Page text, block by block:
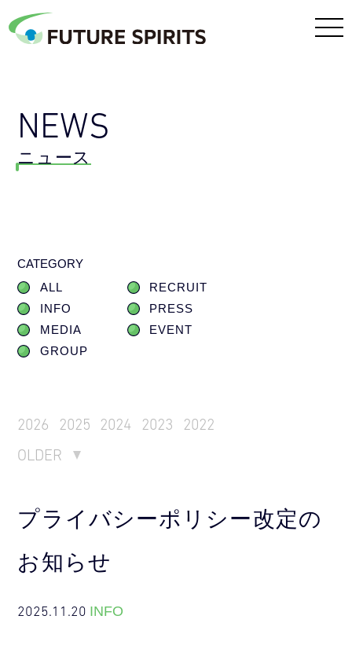
NEWS
ニュース
CATEGORY
ALL
RECRUIT
INFO
PRESS
MEDIA
EVENT
GROUP
2026 2025 2024 2023
2022
OLDER
プライバシーポリシー改定の
お知らせ
2025.11.20 INFO